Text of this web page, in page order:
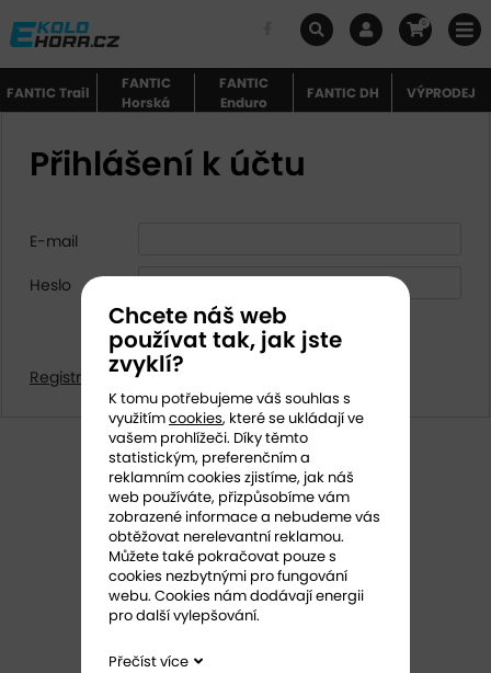
0
FANTIC Trail
FANTIC
Horská
FANTIC
Enduro
FANTIC DH VÝPRODEJ
Přihlášení k účtu
E-mail
Heslo
Registrovat|Zapomenuté heslo
Chcete náš web
používat tak, jak jste
zvyklí?
K tomu potřebujeme váš souhlas s
využitímcookies, které se ukládají ve
vašem prohlížeči. Díky těmto
statistickým, preferenčním a
reklamním cookies zjistíme, jak náš
web používáte, přizpůsobíme vám
zobrazené informace a nebudeme vás
obtěžovat nerelevantní reklamou.
Můžete také pokračovat pouze s
cookies nezbytnými pro fungování
webu. Cookies nám dodávají energii
pro další vylepšování.
Přečíst více